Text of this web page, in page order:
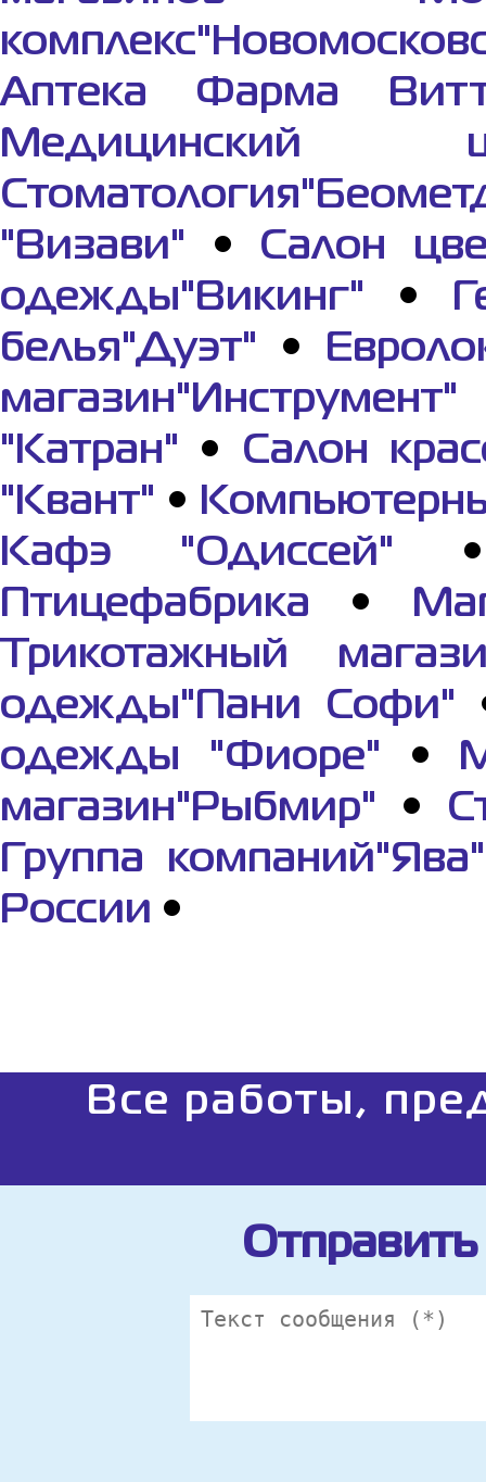
Аптека Фарма
Медицинский
"Визави" • Салон
одежды"Викинг" •
белья"Дуэт" •
магазин"Инструмент"
"Катран" • Салон
"Квант" •
Кафэ "Одиссей"
Птицефабрика •
Трикотажный
одежды"Пани Софи"
одежды "Фиоре" •
магазин"Рыбмир" •
Группа компаний"Ява"
России •
Все работы,
Отправить